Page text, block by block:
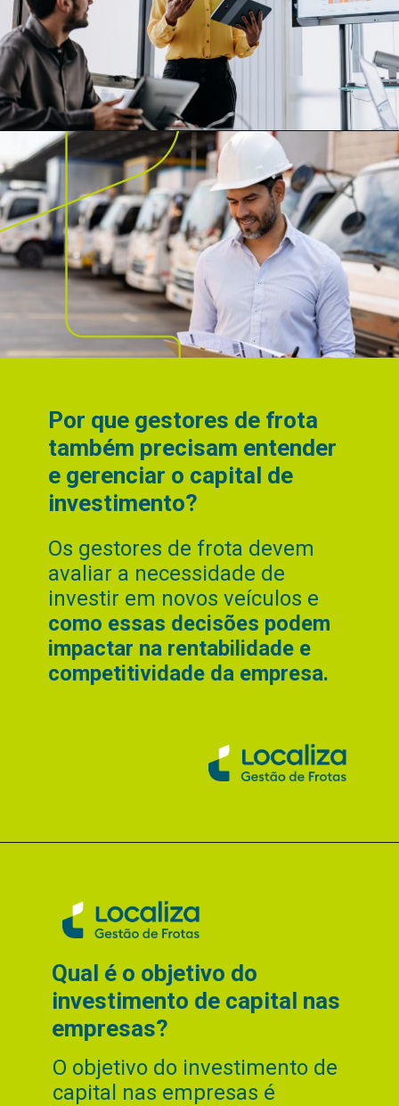
Por que gestores de frota
também precisam entender
e gerenciar o capital de
investimento?
Os gestores de frota devem
avaliar a necessidade de
investir em novos veículos e
como essas decisões podem
impactar na rentabilidade e
competitividade da empresa.
O objetivo do investimento de
capital nas empresas é
Qual é o objetivo do
investimento de capital nas
empresas?